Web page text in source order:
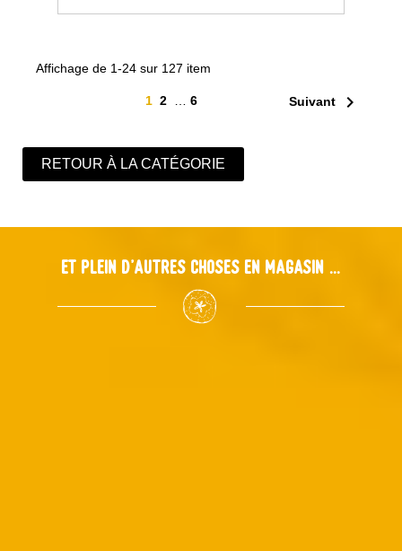
Affichage de 1-24 sur 127 item
1 Suivant 
2 6
RETOUR À LA CATÉGORIE
Et plein d'autres choses en magasin ...